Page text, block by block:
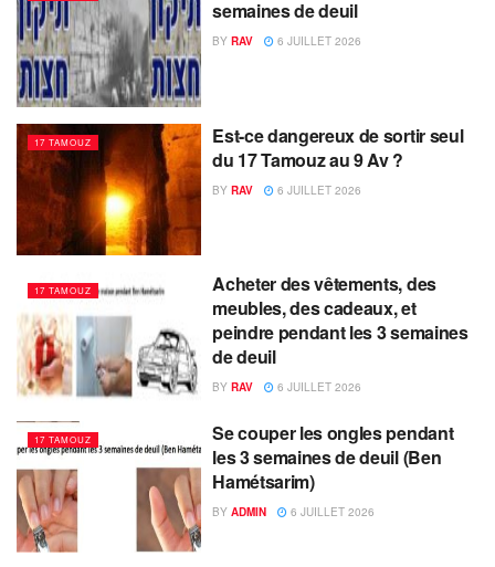
semaines de deuil
BY RAV 6 JUILLET 2026
17 TAMOUZ
Est-ce dangereux de sortir seul
du 17 Tamouz au 9 Av ?
BY RAV 6 JUILLET 2026
17 TAMOUZ
Acheter des vêtements, des
meubles, des cadeaux, et
peindre pendant les 3 semaines
de deuil
BY RAV 6 JUILLET 2026
17 TAMOUZ
Se couper les ongles pendant
les 3 semaines de deuil (Ben
Hamétsarim)
BY ADMIN 6 JUILLET 2026